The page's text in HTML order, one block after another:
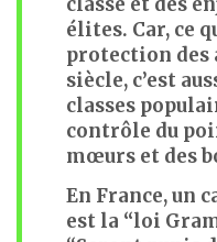
élites. Car, ce
protection des
siècle, c’est
classes
contrôle du
mœurs et des
En France, un
est la “loi